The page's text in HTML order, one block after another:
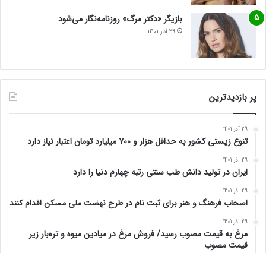
بازیگر «دکتر مرگ» روزنامه‌نگار می‌شود
29 آذر 1401
پر بازدیدترین
29 آذر 1401
تنوع زیستی کشور به حداقل هزار و ۷۰۰ میلیارد تومان اعتبار نیاز دارد
29 آذر 1401
ایران در تولید دانش طب سنتی رتبه چهارم دنیا را دارد
29 آذر 1401
اصحاب فرهنگ و هنر برای ثبت نام در طرح نهضت ملی مسکن اقدام کنند
29 آذر 1401
مرغ به قیمت مصوب رسید/ فروش مرغ در میادین میوه و تره‌بار زیر
قیمت مصوب